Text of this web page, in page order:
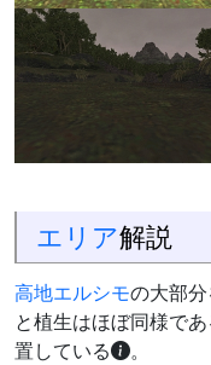
エリア解説
高地エルシモの大部分
と植生はほぼ同様で
置している
。